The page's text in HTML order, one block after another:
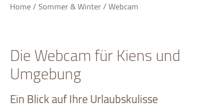
Home/ Sommer & Winter/Webcam
Die Webcam für Kiens und
Umgebung
Ein Blick auf Ihre Urlaubskulisse